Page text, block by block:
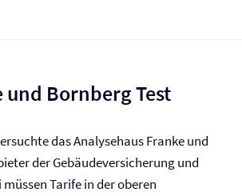
und Bornberg Test
das Analysehaus Franke und
der Gebäude­versicherung und
Tarife in der oberen